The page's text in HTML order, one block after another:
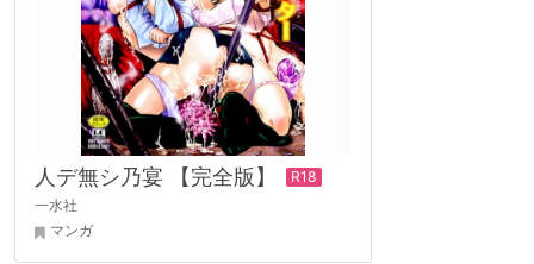
人デ無シ乃宴 【完全版】
一水社
マンガ